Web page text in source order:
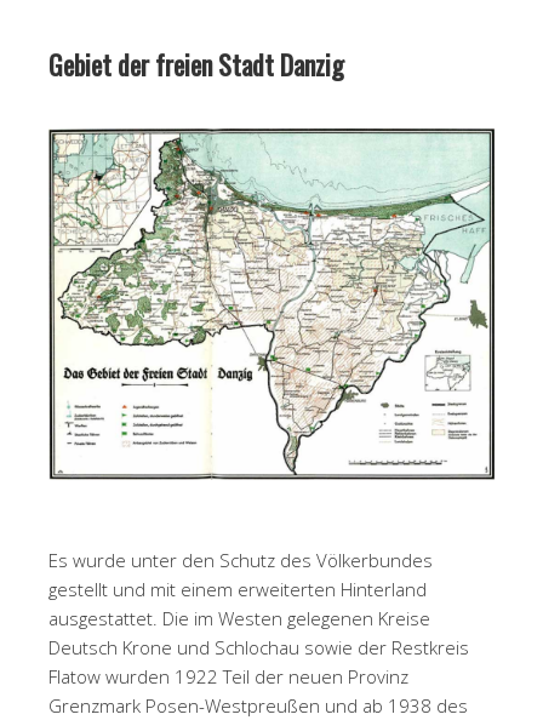
Gebiet der freien Stadt Danzig
Es wurde unter den Schutz des Völkerbundes
gestellt und mit einem erweiterten Hinterland
ausgestattet. Die im Westen gelegenen Kreise
Deutsch Krone und Schlochau sowie der Restkreis
Flatow wurden 1922 Teil der neuen Provinz
Grenzmark Posen-Westpreußen und ab 1938 des